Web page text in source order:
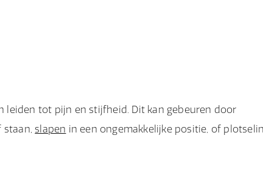
leiden tot pijn en stijfheid. Dit kan gebeuren door
staan, slapen in een ongemakkelijke positie, of